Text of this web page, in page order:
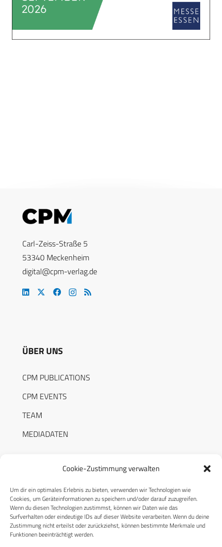
Cookie-Zustimmung verwalten
Um dir ein optimales Erlebnis zu bieten, verwenden wir Technologien wie
Cookies, um Geräteinformationen zu speichern und/oder darauf zuzugreifen.
Wenn du diesen Technologien zustimmst, können wir Daten wie das
Surfverhalten oder eindeutige IDs auf dieser Website verarbeiten. Wenn du deine
Zustimmung nicht erteilst oder zurückziehst, können bestimmte Merkmale und
Funktionen beeinträchtigt werden.
Carl-Zeiss-Straße 5
53340 Meckenheim
digital@cpm-verlag.de
ÜBER UNS
CPM PUBLICATIONS
CPM EVENTS
TEAM
MEDIADATEN
RECHTLICHES
Datenschutzerklärung
Cookie-Richtlinie (EU)